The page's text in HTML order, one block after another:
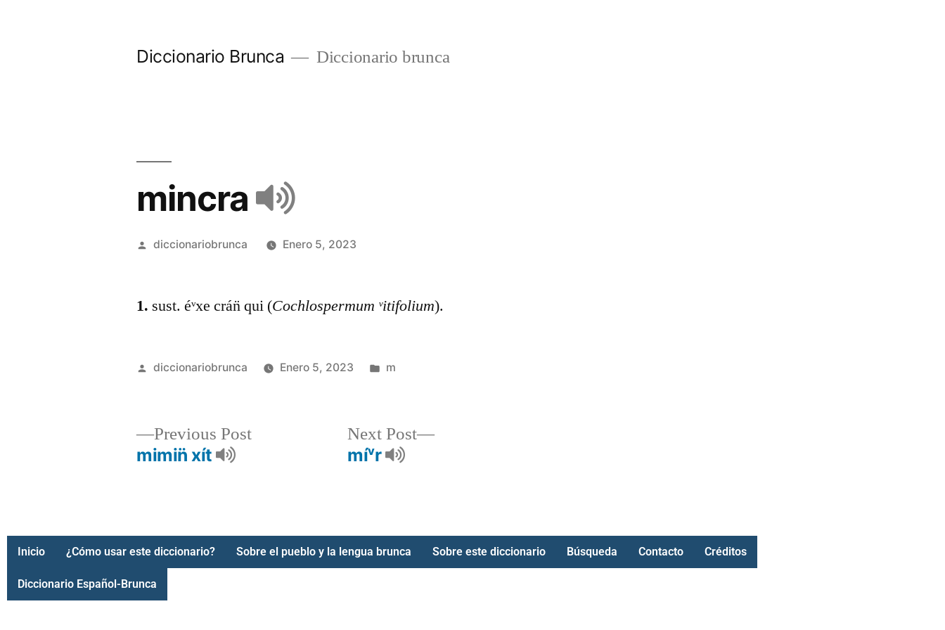
Diccionario Brunca Diccionario brunca
mincra
diccionariobrunca Enero 5, 2023
1. sust. éᵛxe crán̈ qui (Cochlospermum ᵛitifolium).
diccionariobrunca Enero 5, 2023 m
Previous Post
mimin̈ xít
Next Post
míᵛr
Inicio ¿Cómo usar este diccionario? Sobre el pueblo y la lengua brunca Sobre este diccionario Búsqueda Contacto Créditos
Diccionario Español-Brunca